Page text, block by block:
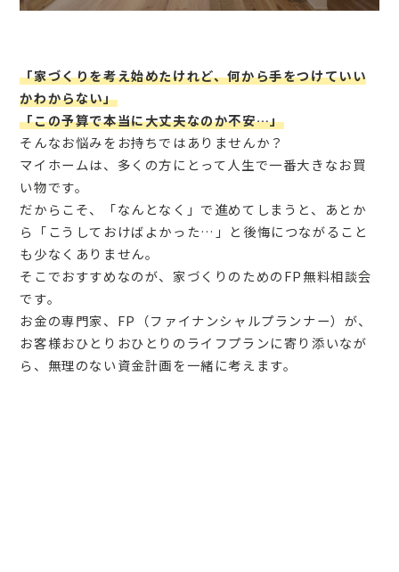
「家づくりを考え始めたけれど、何から手をつけていい
かわからない」
「この予算で本当に大丈夫なのか不安…」
そんなお悩みをお持ちではありませんか？
マイホームは、多くの方にとって人生で一番大きなお買
い物です。
だからこそ、「なんとなく」で進めてしまうと、あとか
ら「こうしておけばよかった…」と後悔につながること
も少なくありません。
そこでおすすめなのが、家づくりのためのFP無料相談会
です。
お金の専門家、FP（ファイナンシャルプランナー）が、
お客様おひとりおひとりのライフプランに寄り添いなが
ら、無理のない資金計画を一緒に考えます。